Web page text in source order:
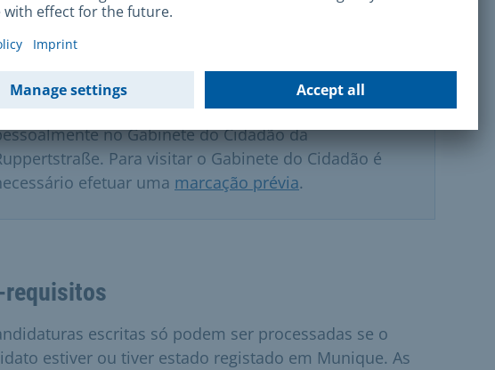
Nota importante
importante
candidaturas só podem ser apresentadas
no Gabinete do Cidadão da
Para visitar o Gabinete do Cidadão é
efetuar uma marcação prévia.
requisitos
escritas só podem ser processadas se o
estiver ou tiver estado registado em Munique. As